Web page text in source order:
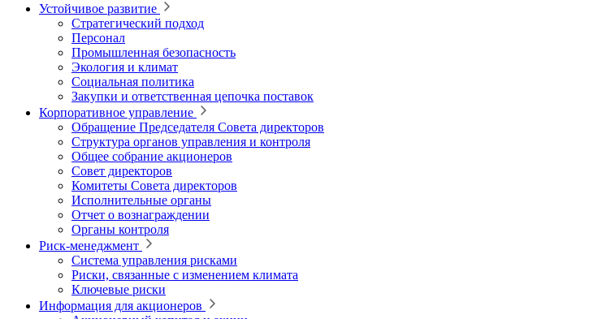
Устойчивое развитие
Стратегический подход
Персонал
Промышленная безопасность
Экология и климат
Социальная политика
Закупки и ответственная цепочка поставок
Корпоративное управление
Обращение Председателя Совета директоров
Структура органов управления и контроля
Общее собрание акционеров
Совет директоров
Комитеты Совета директоров
Исполнительные органы
Отчет о вознаграждении
Органы контроля
Риск-менеджмент
Система управления рисками
Риски, связанные с изменением климата
Ключевые риски
Информация для акционеров